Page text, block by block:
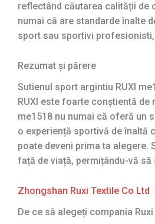
reflectând căutarea calității de
numai că are standarde înalte
sport sau sportivi profesionisti,
Rezumat și părere
Sutienul sport argintiu RUXI
RUXI este foarte conștientă
me1518 nu numai că oferă un
o experiență sportivă de înaltă
poate deveni prima ta alegere.
față de viață, permițându-vă
Zhongshan Ruxi Textile Co Ltd
De ce să alegeți compania Ruxi